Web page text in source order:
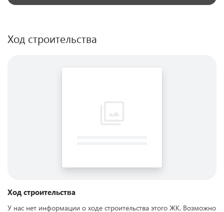
Ход строительства
Ход строительства
У нас нет информации о ходе строительства этого ЖК. Возможно